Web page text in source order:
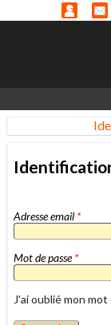
Adresse email *
Mot de passe*
J'ai oublié mon